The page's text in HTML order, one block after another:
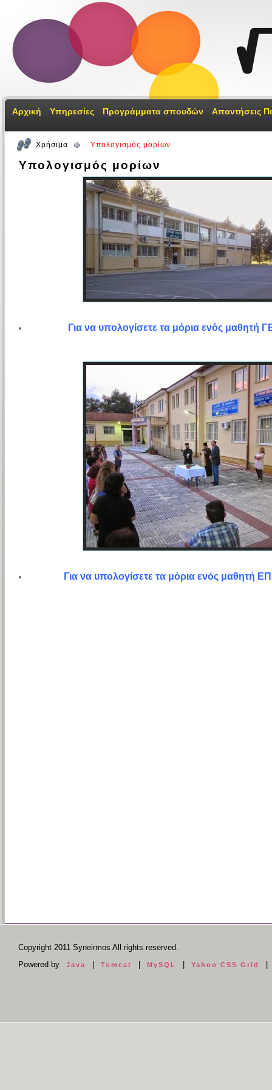
Αρχική Υπηρεσίες Προγράμματα σπουδών Απαντήσεις
Χρήσιμα Υπολογισμός μορίων
Υπολογισμός μορίων
Για να υπολογίσετε τα μόρια ενός μαθητή
Για να υπολογίσετε τα μόρια ενός μαθητή
Copyright 2011 Syneirmos All rights reserved.
Powered by
Java Tomcat MySQL Yahoo CSS Grid